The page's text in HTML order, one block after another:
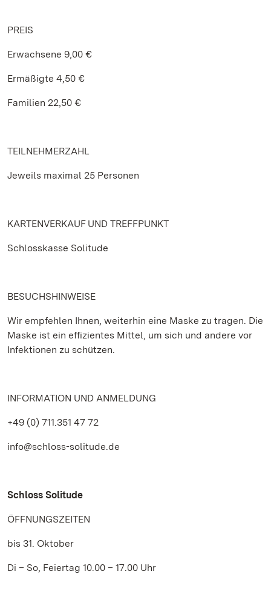
PREIS
Erwachsene 9,00 €
Ermäßigte 4,50 €
Familien 22,50 €
TEILNEHMERZAHL
Jeweils maximal 25 Personen
KARTENVERKAUF UND TREFFPUNKT
Schlosskasse Solitude
BESUCHSHINWEISE
Wir empfehlen Ihnen, weiterhin eine Maske zu tragen. Die
Maske ist ein effizientes Mittel, um sich und andere vor
Infektionen zu schützen.
INFORMATION UND ANMELDUNG
+49 (0) 711.351 47 72
info@schloss-solitude.de
Schloss Solitude
ÖFFNUNGSZEITEN
bis 31. Oktober
Di – So, Feiertag 10.00 – 17.00 Uhr